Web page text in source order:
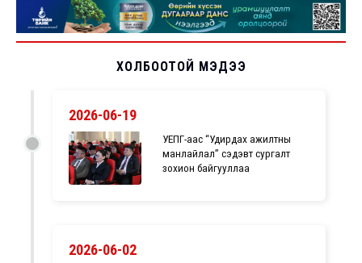
ХОЛБООТОЙ МЭДЭЭ
2026-06-19
УЕПГ-аас “Удирдах ажилтны
манлайлал” сэдэвт сургалт
зохион байгууллаа
2026-06-02